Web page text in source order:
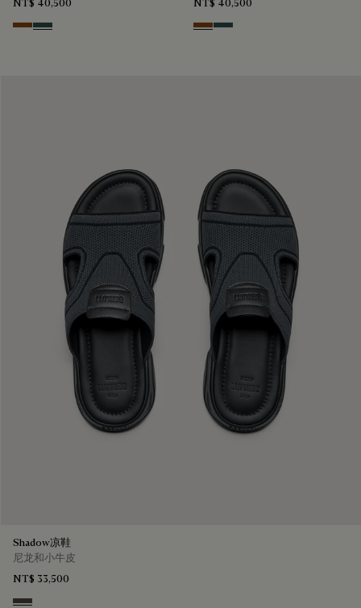
Cacao Intenso
Mysterious Grey Cacao Intenso
Mysterious Grey
Shadow凉鞋
尼龙和小牛皮
NT$ 33,500